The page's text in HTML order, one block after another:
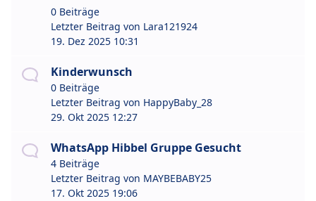
0 Beiträge
Letzter Beitrag von Lara121924
19. Dez 2025 10:31
Kinderwunsch
0 Beiträge
Letzter Beitrag von HappyBaby_28
29. Okt 2025 12:27
WhatsApp Hibbel Gruppe Gesucht
4 Beiträge
Letzter Beitrag von MAYBEBABY25
17. Okt 2025 19:06